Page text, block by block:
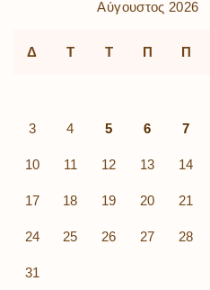
Αύγουστος 2026
Δ Τ Τ Π Π
3 4 5 6 7
10 11 12 13 14
17 18 19 20 21
24 25 26 27 28
31